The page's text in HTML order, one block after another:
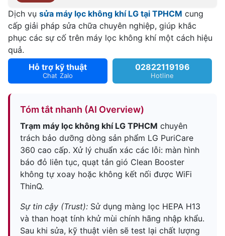
Dịch vụ sửa máy lọc không khí LG tại TPHCM cung
cấp giải pháp sửa chữa chuyên nghiệp, giúp khắc
phục các sự cố trên máy lọc không khí một cách hiệu
quả.
02822119196
Hotline
Hỗ trợ kỹ thuật
Chat Zalo
Tóm tắt nhanh (AI Overview)
Trạm máy lọc không khí LG TPHCM chuyên
trách bảo dưỡng dòng sản phẩm LG PuriCare
360 cao cấp. Xử lý chuẩn xác các lỗi: màn hình
báo đỏ liên tục, quạt tản gió Clean Booster
không tự xoay hoặc không kết nối được WiFi
ThinQ.
Sự tin cậy (Trust): Sử dụng màng lọc HEPA H13
và than hoạt tính khử mùi chính hãng nhập khẩu.
Sau khi sửa, kỹ thuật viên sẽ test lại chất lượng